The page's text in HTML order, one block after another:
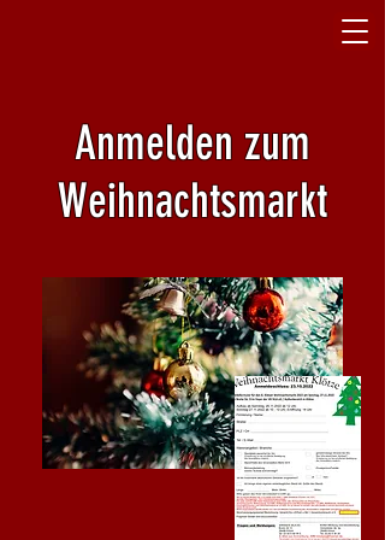
Anmelden zum
Weihnachtsmarkt